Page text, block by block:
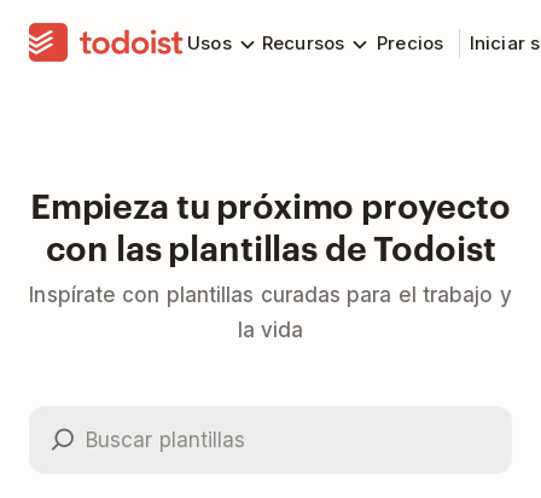
Usos Recursos Precios Iniciar
Empieza tu próximo proyecto
con las plantillas de Todoist
Inspírate con plantillas curadas para el trabajo y
la vida